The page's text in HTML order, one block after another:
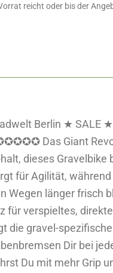
reicht oder bis der
Berlin ★ SALE
Das Giant
dieses
für Agilität,
Wegen länger frisch
für verspieltes,
die gravel-
Dir bei
Du mit mehr Grip